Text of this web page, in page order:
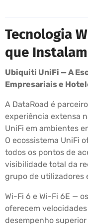
Tecnologia
que
Ubiquiti UniFi — A
Empresariais e
A DataRoad é
experiência extensa
UniFi em ambientes
O ecossistema UniFi
todos os pontos de
visibilidade total da
grupo de utilizadores
Wi-Fi 6 e Wi-Fi 6E —
oferecem
desempenho